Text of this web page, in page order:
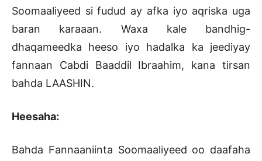
Soomaaliyeed si fudud ay afka iyo aqriska uga
baran karaaan. Waxa kale bandhig-
dhaqameedka heeso iyo hadalka ka jeediyay
fannaan Cabdi Baaddil Ibraahim, kana tirsan
bahda LAASHIN.
Heesaha:
Bahda Fannaaniinta Soomaaliyeed oo daafaha